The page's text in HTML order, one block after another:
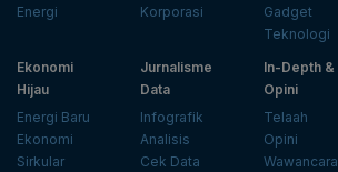
Energi
Korporasi
Gadget
Teknologi
Ekonomi
Hijau
Energi Baru
Ekonomi
Sirkular
Jurnalisme
Data
Infografik
Analisis
Cek Data
In-Depth &
Opini
Telaah
Opini
Wawancara